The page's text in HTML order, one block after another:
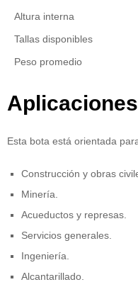
Altura interna
Tallas disponibles
Peso promedio
Aplicaciones
Esta bota está orientada
Construcción y obras
Minería.
Acueductos y represas.
Servicios generales.
Ingeniería.
Alcantarillado.